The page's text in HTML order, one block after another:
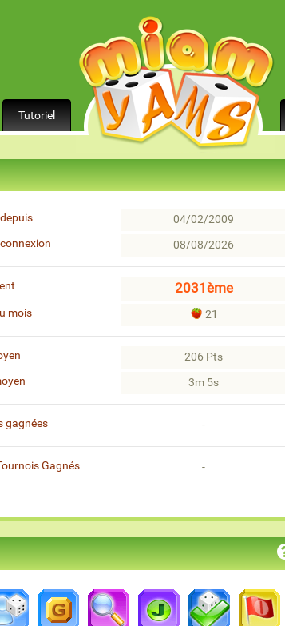
Tutoriel
04/02/2009
08/08/2026
2031ème
mois 21
206 Pts
3m 5s
gagnées -
Gagnés -